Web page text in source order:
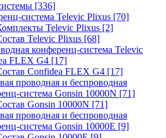
[336]
система Televic Plixus [70]
Televic Plixus [2]
Televic Plixus [68]
конференц-система Televic
FLEX G4 [17]
Confidea FLEX G4 [17]
проводная и беспроводная
система Gonsin 10000N [71]
Gonsin 10000N [71]
проводная и беспроводная
система Gonsin 10000E [9]